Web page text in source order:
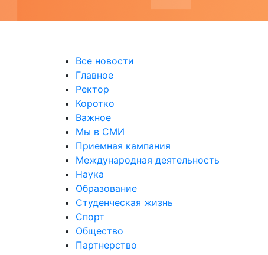
выставках
Все новости
Главное
Ректор
Коротко
Важное
Мы в СМИ
Приемная кампания
Международная деятельность
Наука
Образование
Студенческая жизнь
Спорт
Общество
Партнерство